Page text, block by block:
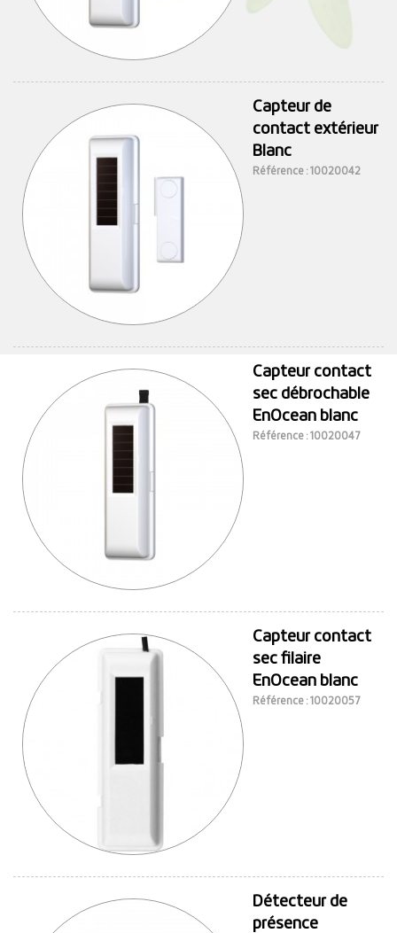
Capteur de
contact extérieur
Blanc
Référence : 10020042
Capteur contact
sec débrochable
EnOcean blanc
Référence : 10020047
Capteur contact
sec filaire
EnOcean blanc
Référence : 10020057
Détecteur de
présence